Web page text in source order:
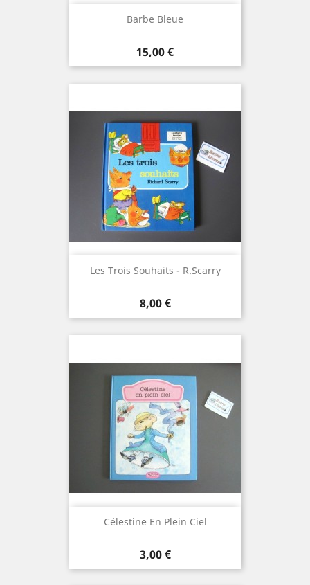
Barbe Bleue
Prix
15,00 €
Les Trois Souhaits - R.Scarry
Prix
8,00 €
Célestine En Plein Ciel
Prix
3,00 €